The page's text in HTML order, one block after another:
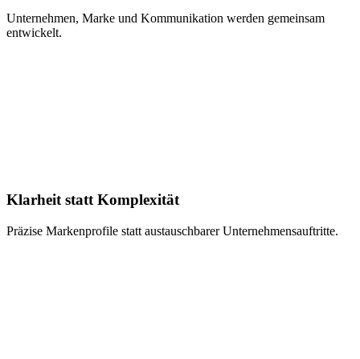
Unternehmen, Marke und Kommunikation werden gemeinsam
entwickelt.
Klarheit statt Komplexität
Präzise Markenprofile statt austauschbarer Unternehmensauftritte.